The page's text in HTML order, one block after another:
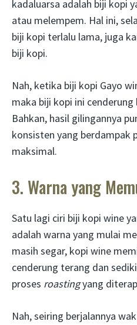
kadaluarsa adalah biji kopi
atau melempem. Hal ini,
biji kopi terlalu lama, juga
biji kopi.
Nah, ketika biji kopi Gayo
maka biji kopi ini
Bahkan, hasil gilingannya
konsisten yang berdampak
maksimal.
3. Warna yang
Satu lagi ciri biji kopi wine
adalah warna yang mulai
masih segar, kopi wine
cenderung terang dan
proses roastingyang
Nah, seiring berjalannya